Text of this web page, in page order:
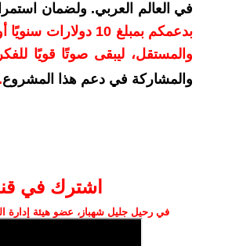
في العالم العربي. ولضمان
بدعمكم بمبلغ 10
والمستقل، ليبقى صوتًا قويًا
والمشاركة في دعم هذا المشروع.
اشترك في
في رحيل جليل شهباز، عضو هيئة إدارة